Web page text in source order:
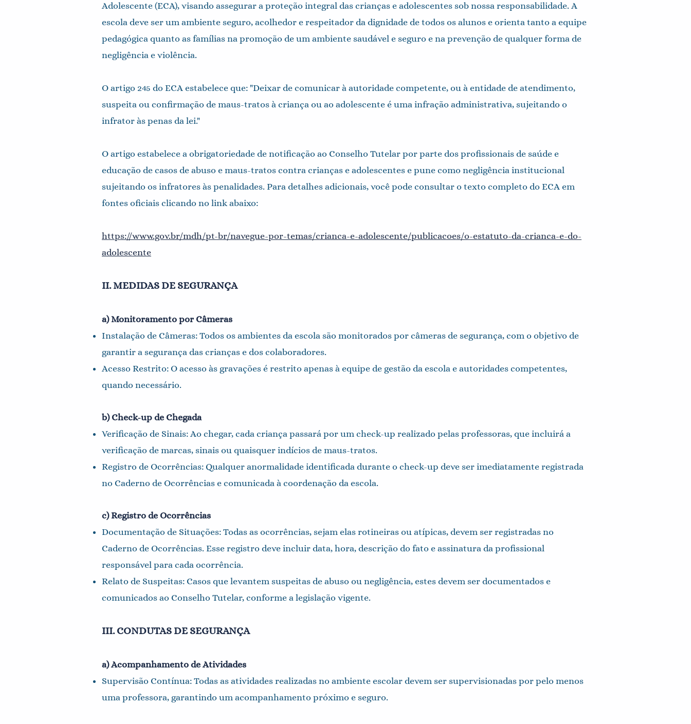
Adolescente (ECA), visando assegurar a proteção integral das crianças e adolescentes sob nossa responsabilidade. A
escola deve ser um ambiente seguro, acolhedor e respeitador da dignidade de todos os alunos e orienta tanto a equipe
pedagógica quanto as famílias na promoção de um ambiente saudável e seguro e na prevenção de qualquer forma de
negligência e violência.
O artigo 245 do ECA estabelece que: "Deixar de comunicar à autoridade competente, ou à entidade de atendimento,
suspeita ou confirmação de maus-tratos à criança ou ao adolescente é uma infração administrativa, sujeitando o
infrator às penas da lei."
O artigo estabelece a obrigatoriedade de notificação ao Conselho Tutelar por parte dos profissionais de saúde e
educação de casos de abuso e maus-tratos contra crianças e adolescentes e pune como negligência institucional
sujeitando os infratores às penalidades. Para detalhes adicionais, você pode consultar o texto completo do ECA em
fontes oficiais clicando no link abaixo:
https://www.gov.br/mdh/pt-br/navegue-por-temas/crianca-e-adolescente/publicacoes/o-estatuto-da-crianca-e-do-
adolescente
II. MEDIDAS DE SEGURANÇA
a) Monitoramento por Câmeras
Instalação de Câmeras: Todos os ambientes da escola são monitorados por câmeras de segurança, com o objetivo de
garantir a segurança das crianças e dos colaboradores.
Acesso Restrito: O acesso às gravações é restrito apenas à equipe de gestão da escola e autoridades competentes,
quando necessário.
b) Check-up de Chegada
Verificação de Sinais: Ao chegar, cada criança passará por um check-up realizado pelas professoras, que incluirá a
verificação de marcas, sinais ou quaisquer indícios de maus-tratos.
Registro de Ocorrências: Qualquer anormalidade identificada durante o check-up deve ser imediatamente registrada
no Caderno de Ocorrências e comunicada à coordenação da escola.
c) Registro de Ocorrências
Documentação de Situações: Todas as ocorrências, sejam elas rotineiras ou atípicas, devem ser registradas no
Caderno de Ocorrências. Esse registro deve incluir data, hora, descrição do fato e assinatura da profissional
responsável para cada ocorrência.
Relato de Suspeitas: Casos que levantem suspeitas de abuso ou negligência, estes devem ser documentados e
comunicados ao Conselho Tutelar, conforme a legislação vigente.
III. CONDUTAS DE SEGURANÇA
a) Acompanhamento de Atividades
Supervisão Contínua: Todas as atividades realizadas no ambiente escolar devem ser supervisionadas por pelo menos
uma professora, garantindo um acompanhamento próximo e seguro.